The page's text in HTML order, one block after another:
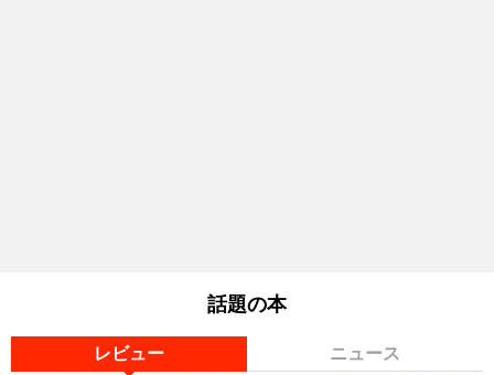
話題の本
レビュー ニュース